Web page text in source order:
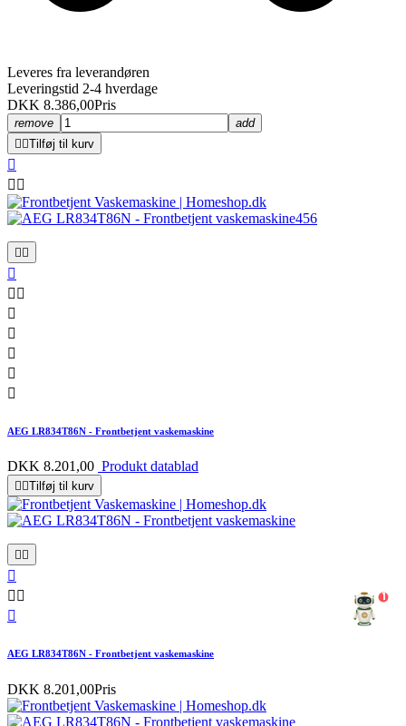
Leveres fra leverandøren
Leveringstid 2-4 hverdage
DKK 8.386,00Pris
remove
add
Tilføj til kurv

 


 





AEG LR834T86N - Frontbetjent vaskemaskine
DKK 8.201,00 Produkt datablad
 Tilføj til kurv
 

 

AEG LR834T86N - Frontbetjent vaskemaskine
DKK 8.201,00Pris
1